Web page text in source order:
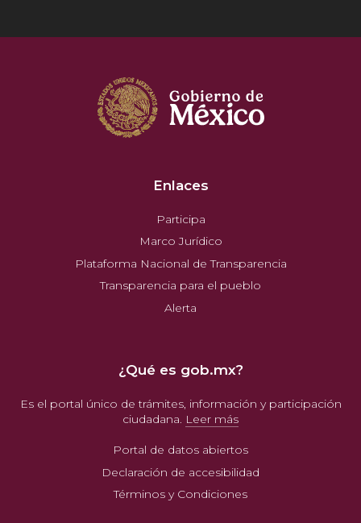
Enlaces
Participa
Marco Jurídico
Plataforma Nacional de Transparencia
Transparencia para el pueblo
Alerta
¿Qué es gob.mx?
Es el portal único de trámites, información y participación
ciudadana. Leer más
Portal de datos abiertos
Declaración de accesibilidad
Términos y Condiciones